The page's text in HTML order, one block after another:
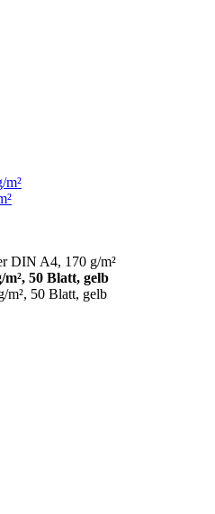
m²
DIN A4, 170 g/m²
50 Blatt, gelb